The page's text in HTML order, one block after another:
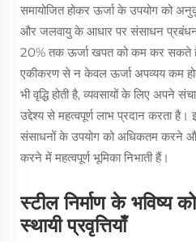
समायोजित होकर ऊर्जा के उपयोग को
और जलवायु के आधार पर संसाधन
20% तक ऊर्जा खपत को कम कर सकते
एकीकरण से न केवल ऊर्जा अपव्यय कम होता
भी वृद्धि होती है, व्यवसायों के लिए
उद्देश्य से महत्वपूर्ण लाभ प्रदान करता है।
संसाधनों के उपयोग को अधिकतम करने और
करने में महत्वपूर्ण भूमिका निभाती हैं।
स्टील निर्माण के भविष्य
स्थायी प्रवृत्तियाँ